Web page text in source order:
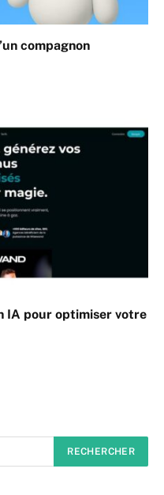
compagnon
IA pour optimiser votre